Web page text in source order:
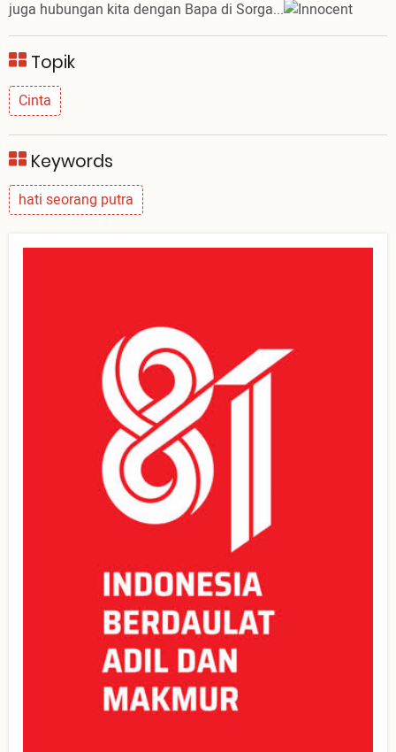
juga hubungan kita dengan Bapa di Sorga...
Topik
Cinta
Keywords
hati seorang putra